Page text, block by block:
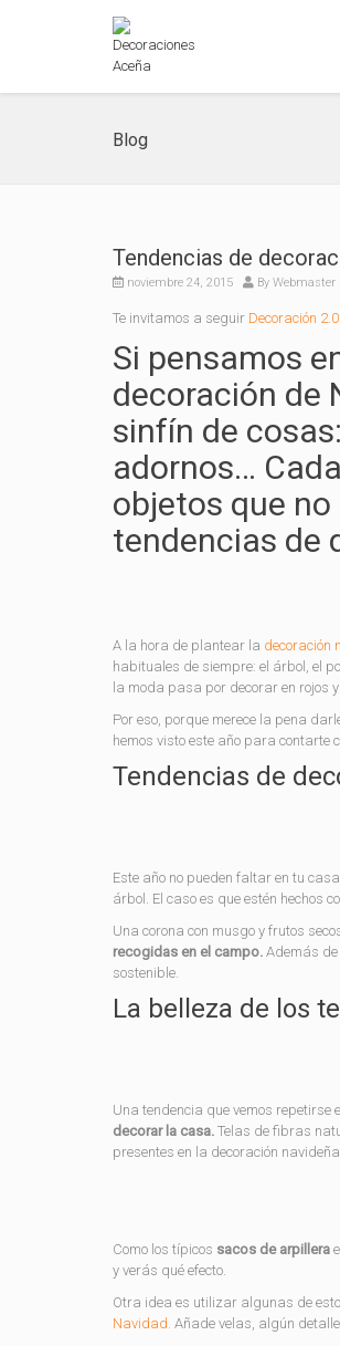
Blog
Tendencias de
noviembre 24, 2015 By Webmaster
Te invitamos a seguir Decoración 2.0
Si pensamos
decoración de
sinfín de
adornos…
objetos que
tendencias de
A la hora de plantear la decoración
habituales de siempre: el árbol, el
la moda pasa por decorar en rojos
Por eso, porque merece la pena
hemos visto este año para contarte
Tendencias de
Este año no pueden faltar en tu
árbol. El caso es que estén hechos
Una corona con musgo y frutos
recogidas en el campo. Además
sostenible.
La belleza de los
Una tendencia que vemos
decorar la casa. Telas de fibras
presentes en la decoración
Como los típicos sacos de arpillera
y verás qué efecto.
Otra idea es utilizar algunas de
Navidad. Añade velas, algún